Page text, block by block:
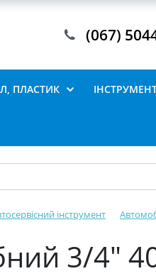
(067)
ПЛАСТИК
інструмент
3/4"